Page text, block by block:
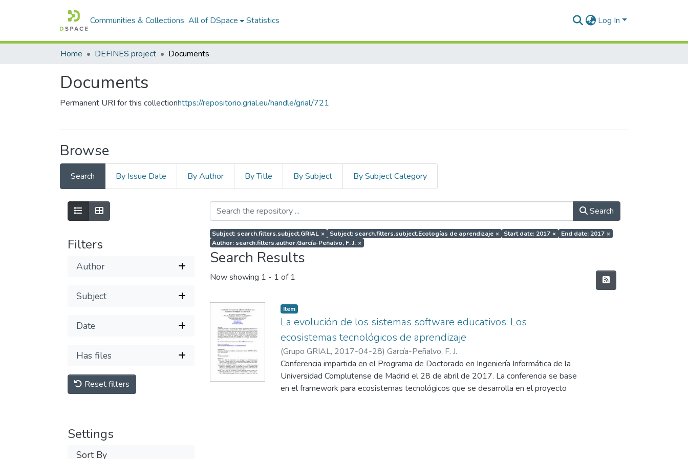
Communities & Collections All of DSpace Statistics Log In
Home DEFINES project Documents
Documents
Permanent URI for this collectionhttps://repositorio.grial.eu/handle/grial/721
Browse
Search By Issue Date By Author By Title By Subject By Subject Category
Filters
Author
Subject
Date
Has files
Reset filters
Settings
Sort By
Search
Subject: search.filters.subject.GRIAL × Subject: search.filters.subject.Ecologías de aprendizaje × Start date: 2017 × End date: 2017 ×
Author: search.filters.author.García-Peñalvo, F. J. ×
Search Results
Now showing 1 - 1 of 1
Item
La evolución de los sistemas software educativos: Los
ecosistemas tecnológicos de aprendizaje
(Grupo GRIAL, 2017-04-28)García-Peñalvo, F. J.
Conferencia impartida en el Programa de Doctorado en Ingeniería Informática de la
Universidad Complutense de Madrid el 28 de abril de 2017. La conferencia se base
en el framework para ecosistemas tecnológicos que se desarrolla en el proyecto